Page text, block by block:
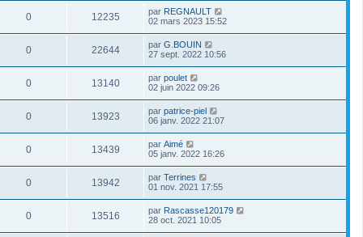
0 12235 par REGNAULT
02 mars 2023 15:52
0 22644 par G.BOUIN
27 sept. 2022 10:56
0 13140 par poulet
02 juin 2022 09:26
0 13923 par patrice-piel
06 janv. 2022 21:07
0 13439 par Aimé
05 janv. 2022 16:26
0 13942 par Terrines
01 nov. 2021 17:55
0 13516 par Rascasse120179
28 oct. 2021 10:05